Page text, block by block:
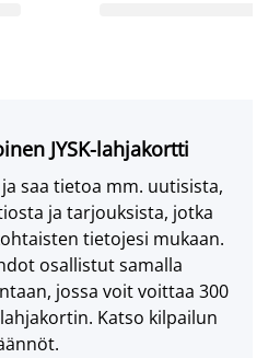
JYSK-lahjakortti
ja saa tietoa mm. uutisista,
ja tarjouksista, jotka
tietojesi mukaan.
osallistut samalla
jossa voit voittaa 300
Katso kilpailun